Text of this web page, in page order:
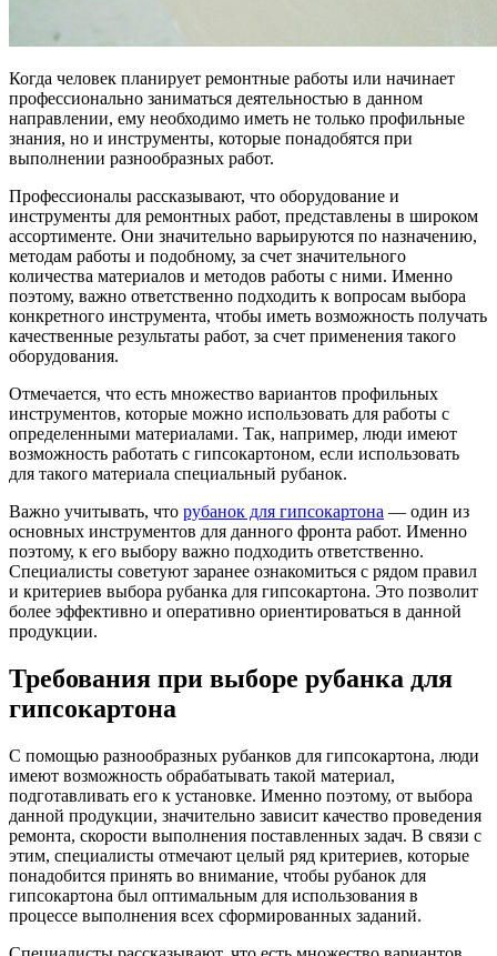
Когда человек планирует ремонтные работы или начинает
профессионально заниматься деятельностью в данном
направлении, ему необходимо иметь не только профильные
знания, но и инструменты, которые понадобятся при
выполнении разнообразных работ.
Профессионалы рассказывают, что оборудование и
инструменты для ремонтных работ, представлены в широком
ассортименте. Они значительно варьируются по назначению,
методам работы и подобному, за счет значительного
количества материалов и методов работы с ними. Именно
поэтому, важно ответственно подходить к вопросам выбора
конкретного инструмента, чтобы иметь возможность получать
качественные результаты работ, за счет применения такого
оборудования.
Отмечается, что есть множество вариантов профильных
инструментов, которые можно использовать для работы с
определенными материалами. Так, например, люди имеют
возможность работать с гипсокартоном, если использовать
для такого материала специальный рубанок.
Важно учитывать, что рубанок для гипсокартона — один из
основных инструментов для данного фронта работ. Именно
поэтому, к его выбору важно подходить ответственно.
Специалисты советуют заранее ознакомиться с рядом правил
и критериев выбора рубанка для гипсокартона. Это позволит
более эффективно и оперативно ориентироваться в данной
продукции.
Требования при выборе рубанка для
гипсокартона
С помощью разнообразных рубанков для гипсокартона, люди
имеют возможность обрабатывать такой материал,
подготавливать его к установке. Именно поэтому, от выбора
данной продукции, значительно зависит качество проведения
ремонта, скорости выполнения поставленных задач. В связи с
этим, специалисты отмечают целый ряд критериев, которые
понадобится принять во внимание, чтобы рубанок для
гипсокартона был оптимальным для использования в
процессе выполнения всех сформированных заданий.